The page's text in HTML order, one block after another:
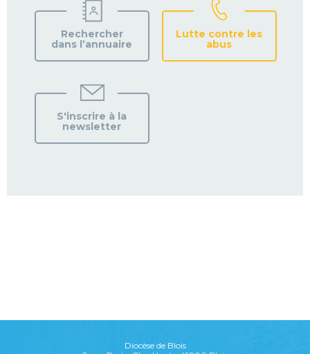
Rechercher
dans l’annuaire
Lutte contre les
abus
S'inscrire à la
newsletter
Diocèse de Blois